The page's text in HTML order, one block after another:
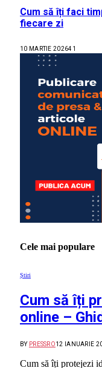
Cum să îți faci
fiecare zi
10 MARTIE 202641
Cele mai populare
Știri
Cum să îți
online –
BY PRESSRO12 IANUARIE
Cum să îți protejezi